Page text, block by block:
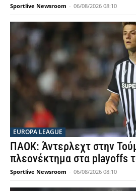
Sportlive Newsroom - 06/08/2026 08:10
EUROPA LEAGUE
ΠΑΟΚ: Άντερλεχτ στην
πλεονέκτημα στα playoffs
Sportlive Newsroom - 06/08/2026 08:10